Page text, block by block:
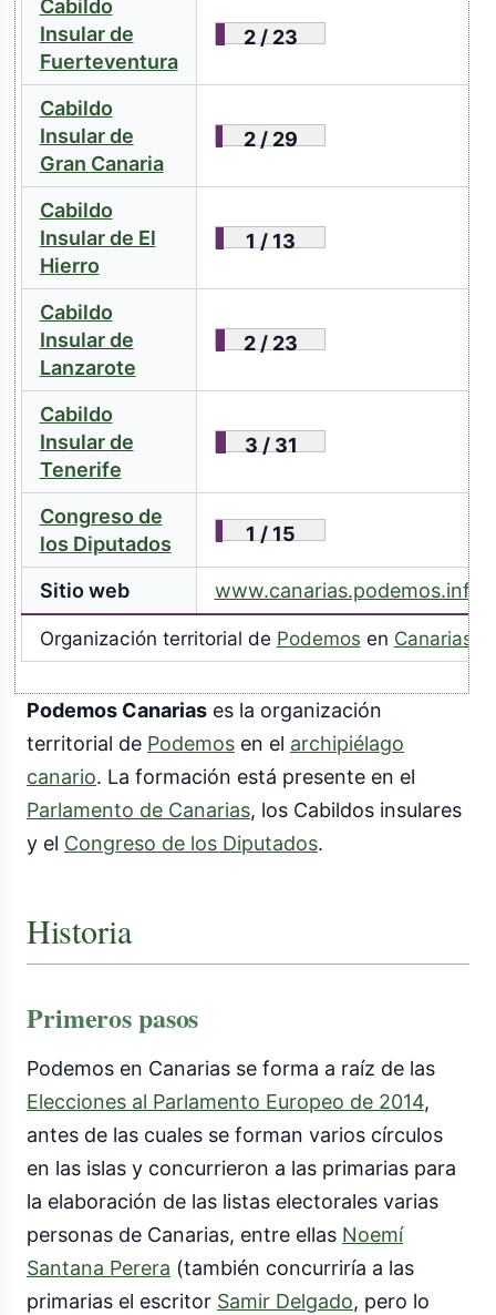
Cabildo
Insular de
Fuerteventura
2 / 23
Cabildo
Insular de
Gran Canaria
2 / 29
Cabildo
Insular de El
Hierro
1 / 13
Cabildo
Insular de
Lanzarote
2 / 23
Cabildo
Insular de
Tenerife
3 / 31
Congreso de
los Diputados
1 / 15
Sitio web www.canarias.podemos.info
Organización territorial de Podemos en Canarias
Podemos Canarias es la organización
territorial de Podemos en el archipiélago
canario. La formación está presente en el
Parlamento de Canarias, los Cabildos insulares
y el Congreso de los Diputados.
Historia
Primeros pasos
Podemos en Canarias se forma a raíz de las
Elecciones al Parlamento Europeo de 2014,
antes de las cuales se forman varios círculos
en las islas y concurrieron a las primarias para
la elaboración de las listas electorales varias
personas de Canarias, entre ellas Noemí
Santana Perera (también concurriría a las
primarias el escritor Samir Delgado, pero lo